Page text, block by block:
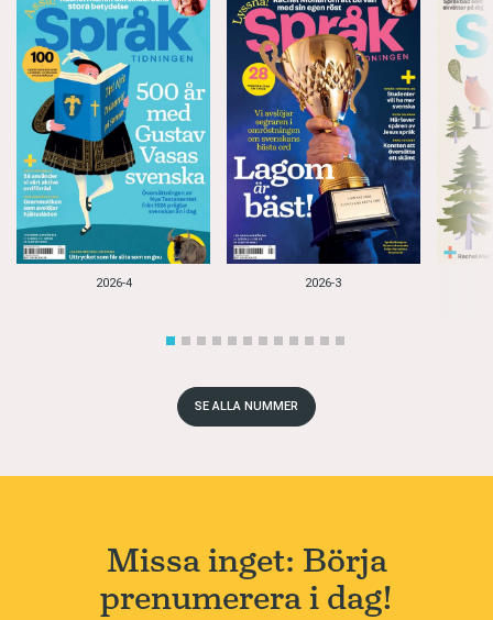
2026-4 2026-3
SE ALLA NUMMER
Missa inget: Börja
prenumerera i dag!